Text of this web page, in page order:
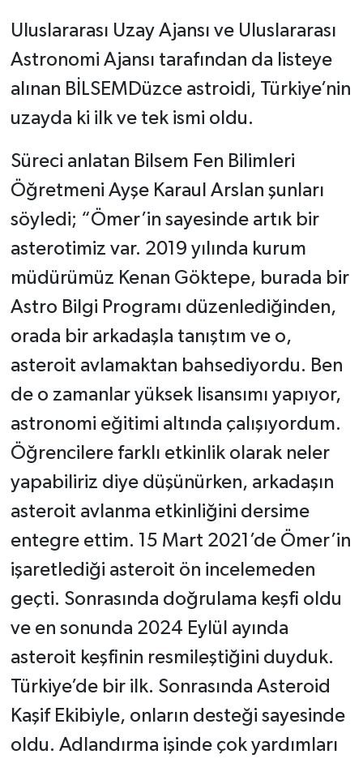
Uluslararası Uzay Ajansı ve Uluslararası
Astronomi Ajansı tarafından da listeye
alınan BİLSEMDüzce astroidi, Türkiye’nin
uzayda ki ilk ve tek ismi oldu.
Süreci anlatan Bilsem Fen Bilimleri
Öğretmeni Ayşe Karaul Arslan şunları
söyledi; “Ömer’in sayesinde artık bir
asterotimiz var. 2019 yılında kurum
müdürümüz Kenan Göktepe, burada bir
Astro Bilgi Programı düzenlediğinden,
orada bir arkadaşla tanıştım ve o,
asteroit avlamaktan bahsediyordu. Ben
de o zamanlar yüksek lisansımı yapıyor,
astronomi eğitimi altında çalışıyordum.
Öğrencilere farklı etkinlik olarak neler
yapabiliriz diye düşünürken, arkadaşın
asteroit avlanma etkinliğini dersime
entegre ettim. 15 Mart 2021’de Ömer’in
işaretlediği asteroit ön incelemeden
geçti. Sonrasında doğrulama keşfi oldu
ve en sonunda 2024 Eylül ayında
asteroit keşfinin resmileştiğini duyduk.
Türkiye’de bir ilk. Sonrasında Asteroid
Kaşif Ekibiyle, onların desteği sayesinde
oldu. Adlandırma işinde çok yardımları